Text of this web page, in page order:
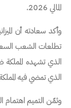
المالي 2026.
وأكد سعادته أن
تطلعات الشعب
الذي تمضي فيه
وثمّن التميم اهتمام